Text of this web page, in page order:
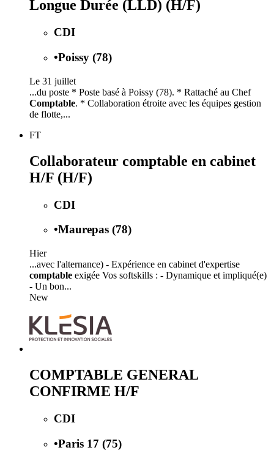
Longue Durée (LLD) (H/F)
CDI
•Poissy (78)
Le 31 juillet
...du poste * Poste basé à Poissy (78). * Rattaché au Chef
Comptable. * Collaboration étroite avec les équipes gestion
de flotte,...
FT
Collaborateur comptable en cabinet
H/F (H/F)
CDI
•Maurepas (78)
Hier
...avec l'alternance) - Expérience en cabinet d'expertise
comptable exigée Vos softskills : - Dynamique et impliqué(e)
- Un bon...
New
COMPTABLE GENERAL
CONFIRME H/F
CDI
•Paris 17 (75)